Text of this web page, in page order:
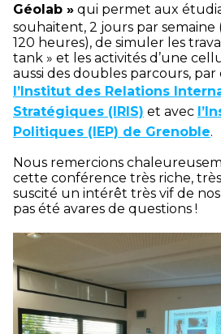
Géolab » qui permet aux
souhaitent, 2 jours par
120 heures), de simuler les
tank » et les activités d’une
aussi des doubles parcours,
l’Institut des Relations
Stratégiques (IRIS) et avec
Politiques (IEP) de Grenoble.
Nous remercions
cette conférence très riche,
suscité un intérêt très vif de
pas été avares de questions !